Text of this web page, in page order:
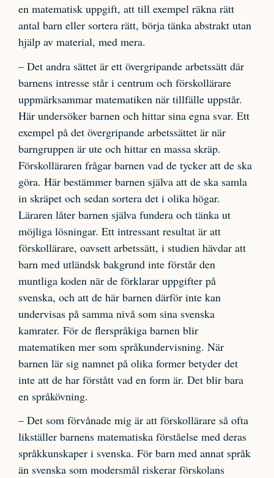
en matematisk uppgift, att till exempel räkna rätt
antal barn eller sortera rätt, börja tänka abstrakt utan
hjälp av material, med mera.
– Det andra sättet är ett övergripande arbetssätt där
barnens intresse står i centrum och förskollärare
uppmärksammar matematiken när tillfälle uppstår.
Här undersöker barnen och hittar sina egna svar. Ett
exempel på det övergripande arbetssättet är när
barngruppen är ute och hittar en massa skräp.
Förskolläraren frågar barnen vad de tycker att de ska
göra. Här bestämmer barnen själva att de ska samla
in skräpet och sedan sortera det i olika högar.
Läraren låter barnen själva fundera och tänka ut
möjliga lösningar. Ett intressant resultat är att
förskollärare, oavsett arbetssätt, i studien hävdar att
barn med utländsk bakgrund inte förstår den
muntliga koden när de förklarar uppgifter på
svenska, och att de här barnen därför inte kan
undervisas på samma nivå som sina svenska
kamrater. För de flerspråkiga barnen blir
matematiken mer som språkundervisning. När
barnen lär sig namnet på olika former betyder det
inte att de har förstått vad en form är. Det blir bara
en språkövning.
– Det som förvånade mig är att förskollärare så ofta
likställer barnens matematiska förståelse med deras
språkkunskaper i svenska. För barn med annat språk
än svenska som modersmål riskerar förskolans